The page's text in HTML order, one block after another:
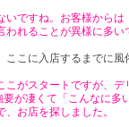
いですね。お客様からは
われることが異様に多い
ここに入店するまでに風
こがスタートですが、
が凄くて「こんなに多
お店を探しました。